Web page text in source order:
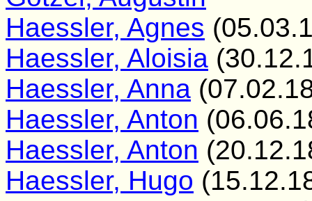
Haessler, Agnes
Haessler, Aloisia
Haessler, Anna
Haessler, Anton
Haessler, Anton
Haessler, Hugo